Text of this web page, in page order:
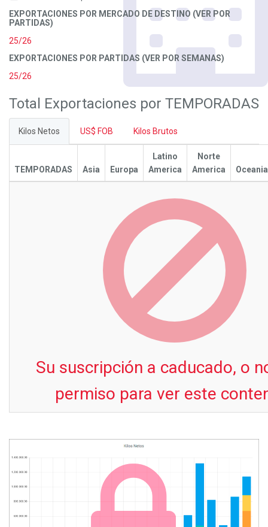
EXPORTACIONES POR MERCADO DE DESTINO (VER POR
PARTIDAS)
25/26
EXPORTACIONES POR PARTIDAS (VER POR SEMANAS)
25/26
Total Exportaciones por TEMPORADAS
Kilos Netos US$ FOB Kilos Brutos
TEMPORADAS Asia Europa
Latino
America
Norte
America
Oceania
Su suscripción a caducado, o
permiso para ver este